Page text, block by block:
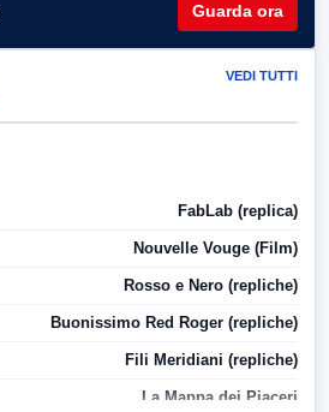
Guarda ora
VEDI TUTTI
FabLab (replica)
Nouvelle Vouge (Film)
Rosso e Nero (repliche)
Buonissimo Red Roger (repliche)
Fili Meridiani (repliche)
La Mappa dei Piaceri